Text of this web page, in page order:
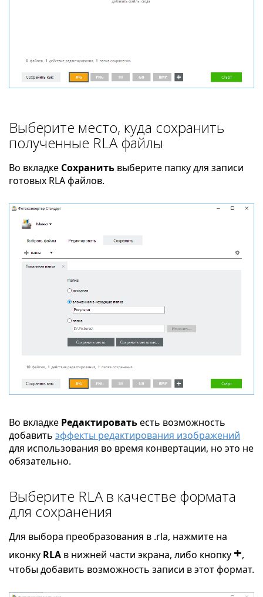
Выберите место, куда сохранить
полученные RLA файлы
Во вкладке Сохранить выберите папку для записи
готовых RLA файлов.
Во вкладке Редактироватьесть возможность
добавить эффекты редактирования изображений
для использования во время конвертации, но это не
обязательно.
Выберите RLA в качестве формата
для сохранения
Для выбора преобразования в .rla, нажмите на
иконку RLA в нижней части экрана, либо кнопку +,
чтобы добавить возможность записи в этот формат.